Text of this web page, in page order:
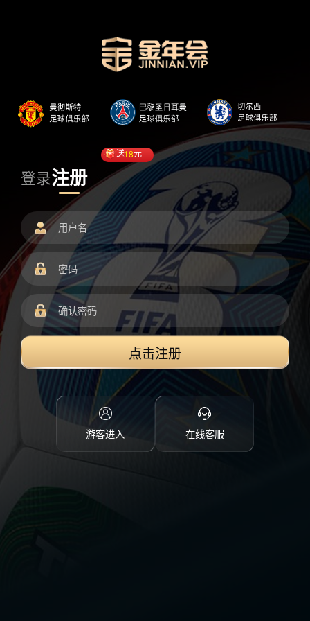
登录注册
送18元
点击注册
游客进入 在线客服